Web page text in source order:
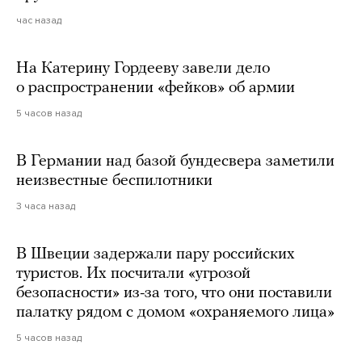
час назад
На Катерину Гордееву завели дело
о распространении «фейков» об армии
5 часов назад
В Германии над базой бундесвера заметили
неизвестные беспилотники
3 часа назад
В Швеции задержали пару российских
туристов. Их посчитали «угрозой
безопасности» из-за того, что они поставили
палатку рядом с домом «охраняемого лица»
5 часов назад